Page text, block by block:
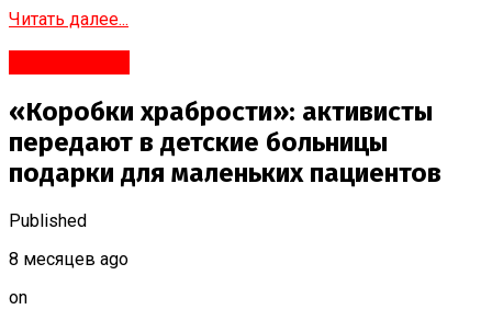
Читать далее...
«Коробки храбрости»: активисты
передают в детские больницы
подарки для маленьких пациентов
Published
8 месяцев ago
on